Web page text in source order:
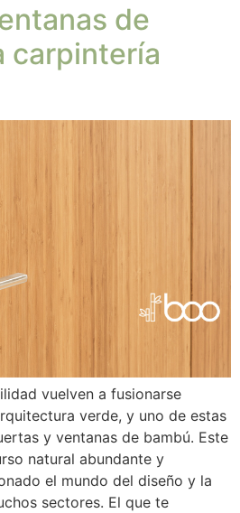
de
carpintería
vuelven a fusionarse
verde, y uno de estas
y ventanas de bambú. Este
natural abundante y
el mundo del diseño y la
sectores. El que te